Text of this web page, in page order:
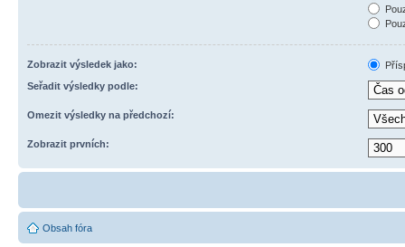
Zobrazit výsledek jako:
Seřadit výsledky podle:
Omezit výsledky na předchozí:
Zobrazit prvních:
Obsah fóra